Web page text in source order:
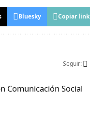
Bluesky Copiar link
Seguir:
Comunicación Social